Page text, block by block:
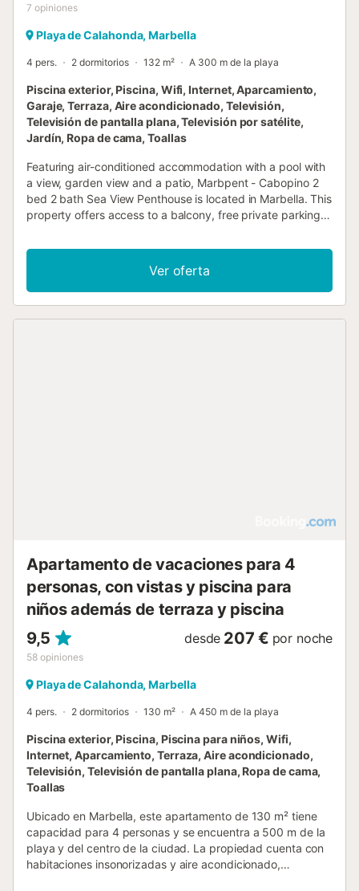
7 opiniones
Playa de Calahonda, Marbella
4 pers. 2 dormitorios 132 m² A 300 m de la playa
Piscina exterior, Piscina, Wifi, Internet, Aparcamiento,
Garaje, Terraza, Aire acondicionado, Televisión,
Televisión de pantalla plana, Televisión por satélite,
Jardín, Ropa de cama, Toallas
Featuring air-conditioned accommodation with a pool with
a view, garden view and a patio, Marbpent - Cabopino 2
bed 2 bath Sea View Penthouse is located in Marbella. This
property offers access to a balcony, free private parking
Ver oferta
Apartamento de vacaciones para 4
personas, con vistas y piscina para
niños además de terraza y piscina
9,5
58 opiniones
desde 207 € por noche
Playa de Calahonda, Marbella
4 pers. 2 dormitorios 130 m² A 450 m de la playa
Piscina exterior, Piscina, Piscina para niños, Wifi,
Internet, Aparcamiento, Terraza, Aire acondicionado,
Televisión, Televisión de pantalla plana, Ropa de cama,
Toallas
Ubicado en Marbella, este apartamento de 130 m² tiene
capacidad para 4 personas y se encuentra a 500 m de la
playa y del centro de la ciudad. La propiedad cuenta con
habitaciones insonorizadas y aire acondicionado,